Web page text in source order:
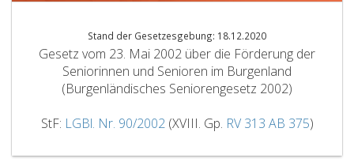
Stand der Gesetzesgebung: 18.12.2020
Gesetz vom 23. Mai 2002 über die Förderung der
Seniorinnen und Senioren im Burgenland
(Burgenländisches Seniorengesetz 2002)
StF: LGBl. Nr. 90/2002(XVIII. Gp. RV 313 AB 375)